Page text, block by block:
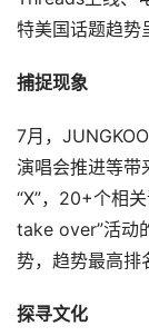
特美国话题趋势
捕捉现象
7月，
演唱会推进等带
“X”，20+个相
take over”活动
势，趋势最高排
探寻文化